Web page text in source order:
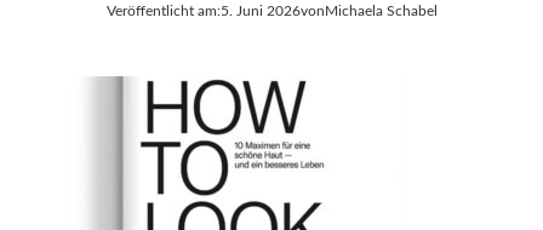
Veröffentlicht am:5. Juni 2026vonMichaela Schabel